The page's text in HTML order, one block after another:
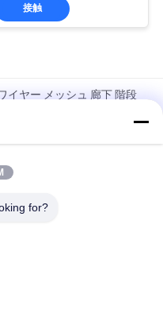
接触
イヤー メッシュ 廊下 階段
拡張ワイヤメッシュ
ためのカスタムデコレー
for?